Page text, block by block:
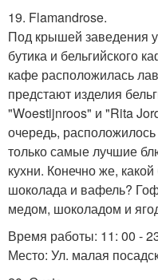
19. Flamandrose.
Под крышей заведения
бутика и бельгийского
кафе расположилась
предстают изделия
"Woestijnroos" и "Rita
очередь,
только самые лучшие
кухни. Конечно же,
шоколада и вафель?
медом, шоколадом и
Время работы: 11: 00 -
Место: Ул. малая